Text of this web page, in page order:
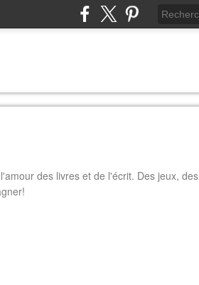
des livres et de l'écrit. Des jeux, des